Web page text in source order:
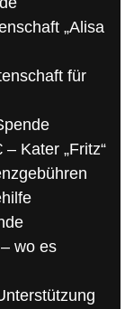
„Alisa
für
Kater „Fritz“
wo es